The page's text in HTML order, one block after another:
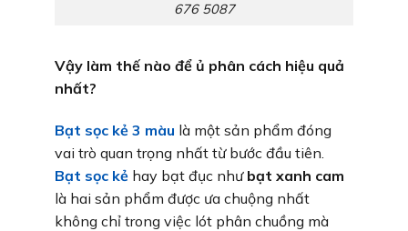
676 5087
Vậy làm thế nào để ủ phân cách hiệu quả
nhất?
Bạt sọc kẻ 3 màu là một sản phẩm đóng
vai trò quan trọng nhất từ bước đầu tiên.
Bạt sọc kẻ hay bạt đục như bạt xanh cam
là hai sản phẩm được ưa chuộng nhất
không chỉ trong việc lót phân chuồng mà